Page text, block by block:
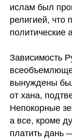
ислам был
религией, что
политические
Зависимость
вынуждены
от хана,
Непокорные
а все, кроме
платить дань